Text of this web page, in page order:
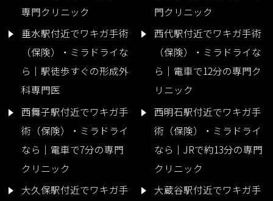
専門クリニック
門クリニック
垂水駅付近でワキガ手術
（保険）・ミラドライな
ら｜駅徒歩すぐの形成外
科専門医
西代駅付近でワキガ手術
（保険）・ミラドライな
ら｜電車で12分の専門ク
リニック
西舞子駅付近でワキガ手
術（保険）・ミラドライ
なら｜電車で7分の専門
クリニック
西明石駅付近でワキガ手
術（保険）・ミラドライ
なら｜JRで約13分の専門
クリニック
大久保駅付近でワキガ手
大蔵谷駅付近でワキガ手